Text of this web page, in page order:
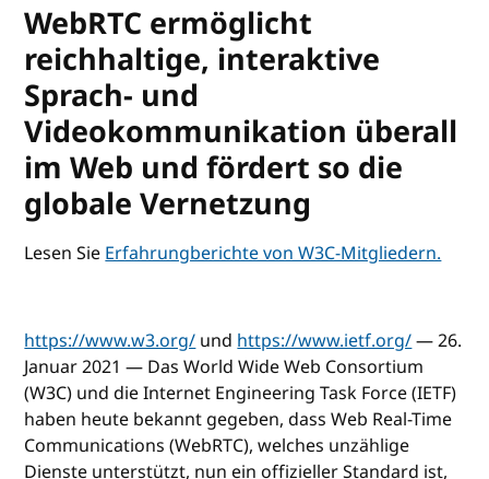
WebRTC ermöglicht
reichhaltige, interaktive
Sprach- und
Videokommunikation überall
im Web und fördert so die
globale Vernetzung
Lesen SieErfahrungberichte von W3C-Mitgliedern.
https://www.w3.org/undhttps://www.ietf.org/— 26.
Januar 2021 — Das World Wide Web Consortium
(W3C) und die Internet Engineering Task Force (IETF)
haben heute bekannt gegeben, dass Web Real-Time
Communications (WebRTC), welches unzählige
Dienste unterstützt, nun ein offizieller Standard ist,